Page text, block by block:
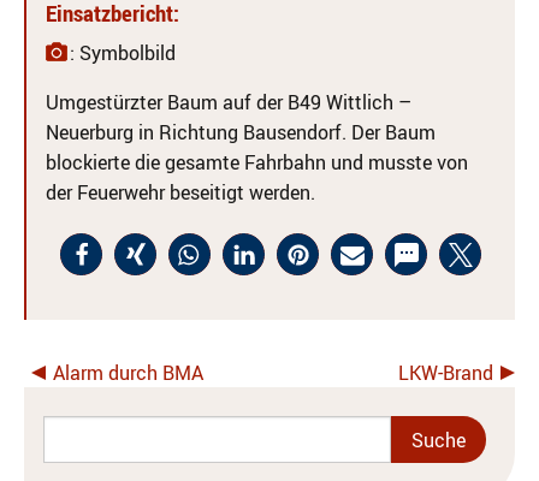
Einsatzbericht:
: Symbolbild
Umgestürzter Baum auf der B49 Wittlich –
Neuerburg in Richtung Bausendorf. Der Baum
blockierte die gesamte Fahrbahn und musste von
der Feuerwehr beseitigt werden.
Alarm durch BMA LKW-Brand